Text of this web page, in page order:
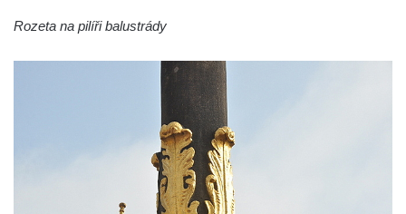
Mimoni
Sloup se sochou Anny Samotřetí v Hrádku
Sloup Panny Marie v Bělé pod Bezdězem
Sloup s kaplicí (boží muka) u Hvězdy
Sloup s kaplicí (boží muka) v Kyjích
Sloup Panny Marie v Třebechovicích pod
Rozeta na pilíři balustrády